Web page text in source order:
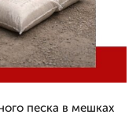
песка в мешках